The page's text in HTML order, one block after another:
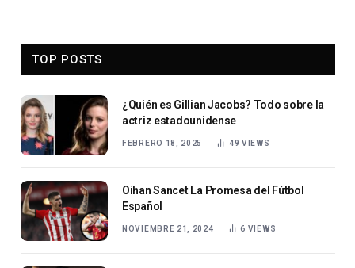
TOP POSTS
¿Quién es Gillian Jacobs? Todo sobre la
actriz estadounidense
FEBRERO 18, 2025 49VIEWS
Oihan Sancet La Promesa del Fútbol
Español
NOVIEMBRE 21, 2024 6 VIEWS